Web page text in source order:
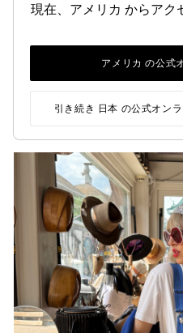
ロン
現在、アメリカ からアク
アメリカ の公式
引き続き 日本 の公式オン